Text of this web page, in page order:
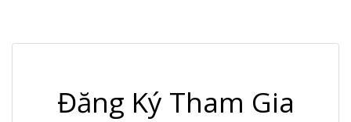
Đăng Ký Tham Gia